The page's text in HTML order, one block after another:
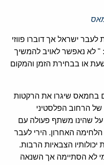
ישראל אך דוברו פווזי
לא נאפשר לאויב להמשיך
או בבחירת הזמן והמקום
בחמאס שיגרו את הרקטות
הרחוב הפלסטיני
על שהינו משתף פעולה עם
האחרון. הירי לעבר
הצבאיות הרבות.
לא הסתיימה אך השנאה